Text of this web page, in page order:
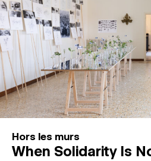
Hors les murs
When Solidarity Is